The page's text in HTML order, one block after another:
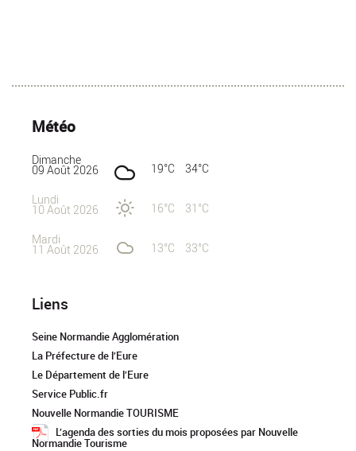
Météo
Dimanche
09 Août 2026 19°C 34°C
Lundi
10 Août 2026 16°C 31°C
Mardi
11 Août 2026 13°C 33°C
Liens
Seine Normandie Agglomération
La Préfecture de l’Eure
Le Département de l’Eure
Service Public.fr
Nouvelle Normandie TOURISME
L’agenda des sorties du mois proposées par Nouvelle
Normandie Tourisme